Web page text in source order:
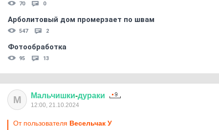
70 0
Арболитовый дом промерзает по швам
547 2
Фотообработка
95 13
М Мальчишки-дураки
12:00, 21.10.2024
От пользователя Весельчак У